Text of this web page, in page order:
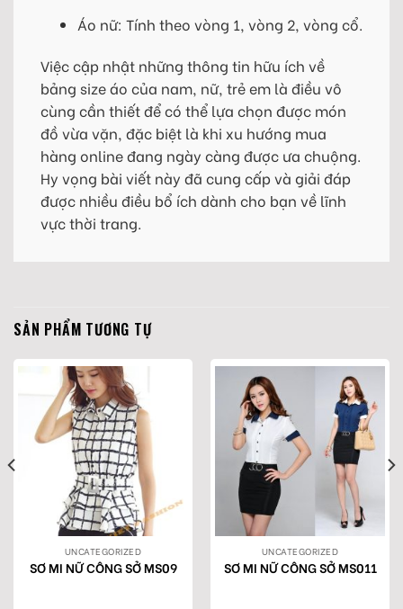
Áo nữ: Tính theo vòng 1, vòng 2, vòng cổ.
Việc cập nhật những thông tin hữu ích về
bảng size áo của nam, nữ, trẻ em là điều vô
cùng cần thiết để có thể lựa chọn được món
đồ vừa vặn, đặc biệt là khi xu hướng mua
hàng online đang ngày càng được ưa chuộng.
Hy vọng bài viết này đã cung cấp và giải đáp
được nhiều điều bổ ích dành cho bạn về lĩnh
vực thời trang.
SẢN PHẨM TƯƠNG TỰ
UNCATEGORIZED
SƠ MI NỮ CÔNG SỞ MS09
UNCATEGORIZED
SƠ MI NỮ CÔNG SỞ MS011